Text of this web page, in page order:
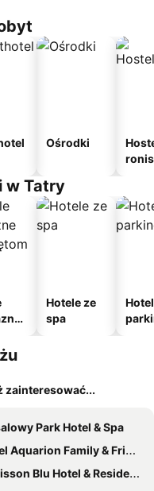
Ośrodki
w Tatry
Hotele ze
spa
zainteresować...
Park Hotel & Spa
Family & Friends - Destigo Hotels
Blu Hotel & Residences Zakopane